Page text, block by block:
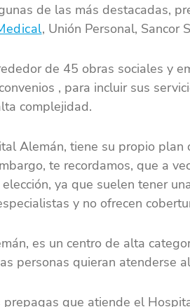
de las más destacadas,
, Unión Personal, Sancor
de 45 obras sociales y
, para incluir sus
complejidad.
Alemán, tiene su propio
te recordamos, que a
ya que suelen tener
y no ofrecen
es un centro de alta
personas quieran atenderse
prepagas que atiende el